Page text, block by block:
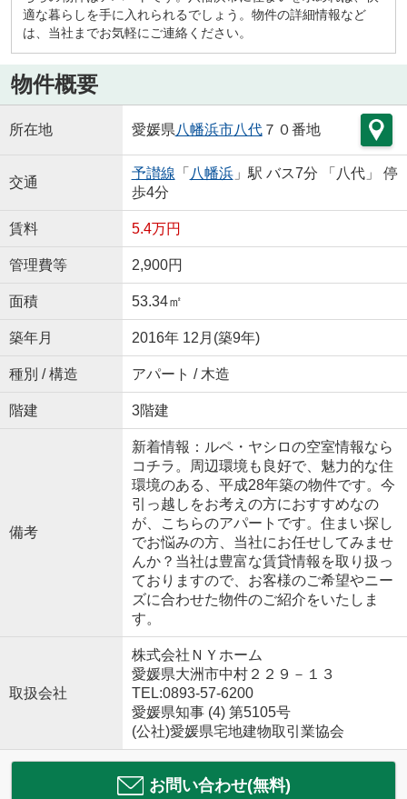
適な暮らしを手に入れられるでしょう。物件の詳細情報など
は、当社までお気軽にご連絡ください。
物件概要
所在地 愛媛県八幡浜市八代７０番地
交通
予讃線 「 八幡浜」駅 バス7分 「八代」 停
歩4分
賃料 5.4万円
管理費等 2,900円
面積 53.34㎡
築年月 2016年 12月(築9年)
種別 / 構造 アパート / 木造
階建 3階建
備考
新着情報：ルペ・ヤシロの空室情報なら
コチラ。周辺環境も良好で、魅力的な住
環境のある、平成28年築の物件です。今
引っ越しをお考えの方におすすめなの
が、こちらのアパートです。住まい探し
でお悩みの方、当社にお任せしてみませ
んか？当社は豊富な賃貸情報を取り扱っ
ておりますので、お客様のご希望やニー
ズに合わせた物件のご紹介をいたしま
す。
取扱会社
株式会社ＮＹホーム
愛媛県大洲市中村２２９－１３
TEL:0893-57-6200
愛媛県知事 (4) 第5105号
(公社)愛媛県宅地建物取引業協会
お問い合わせ(無料)